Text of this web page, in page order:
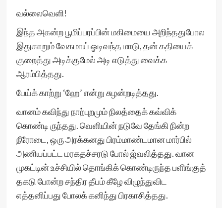
வல்லைவெளி!
இந்த அகன்ற பூமிப்பரப்பின் மகிமையை அறிந்ததுபோல
இதுகாறும் வேகமாய் ஓடிவந்த மாடு, தன் கதியைக்
குறைத்து அடிக்குமேல் அடி எடுத்து வைக்க
ஆரம்பித்தது.
பேய்க் காற்று ‘ஹே’ என்று சுழன்றடித்தது.
வானம் கவிந்து நாற்புறமும் நிலத்தைக் கவ்விக்
கொண்டி ருந்தது. வெளியின் நடுவே தேங்கி நின்ற
நீரோடை, ஒரு அரக்கனது பிரம்மாண்டமான மார்பில்
அணியப்பட்ட மரகதச்சரடு போல் ஜ்வலித்தது. வான
முகட்டின் உச்சியில் தொங்கிக் கொண்டிருந்த பளிங்குத்
தகடு போன்ற சந்திர தீபம் கீழே விழுந்துவிட
எத்தனிப்பது போலக் கனிந்து பிரகாசித்தது.